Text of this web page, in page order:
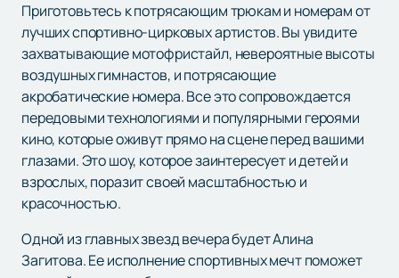
Приготовьтесь к потрясающим трюкам и номерам от
лучших спортивно-цирковых артистов. Вы увидите
захватывающие мотофристайл, невероятные высоты
воздушных гимнастов, и потрясающие
акробатические номера. Все это сопровождается
передовыми технологиями и популярными героями
кино, которые оживут прямо на сцене перед вашими
глазами. Это шоу, которое заинтересует и детей и
взрослых, поразит своей масштабностью и
красочностью.
Одной из главных звезд вечера будет Алина
Загитова. Ее исполнение спортивных мечт поможет